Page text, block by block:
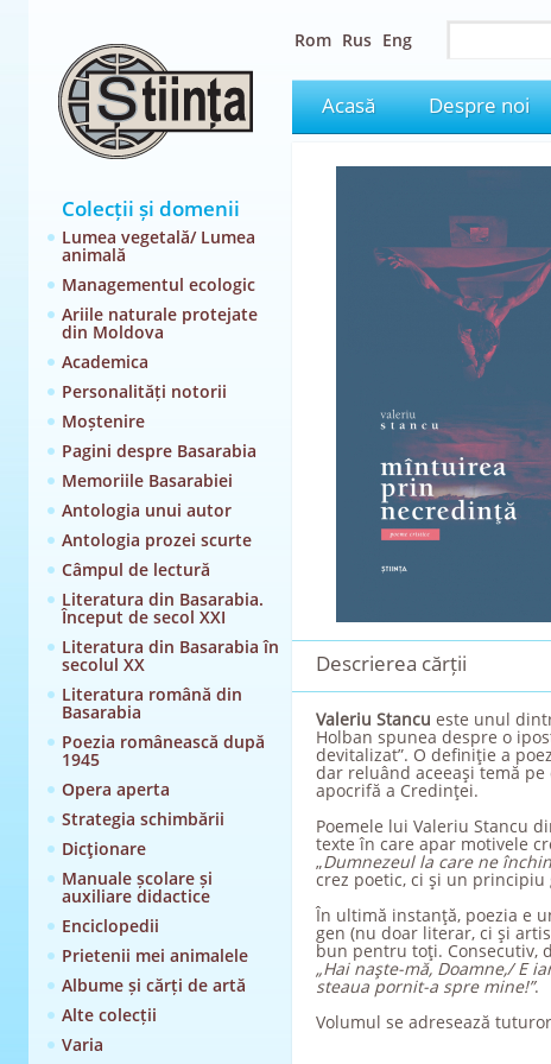
Colecții și domenii
Lumea vegetală/ Lumea
animală
Managementul ecologic
Ariile naturale protejate
din Moldova
Academica
Personalități notorii
Moștenire
Pagini despre Basarabia
Memoriile Basarabiei
Antologia unui autor
Antologia prozei scurte
Câmpul de lectură
Literatura din Basarabia.
Început de secol XXI
Literatura din Basarabia în
secolul XX
Literatura română din
Basarabia
Poezia românească după
1945
Opera aperta
Strategia schimbării
Dicţionare
Manuale școlare și
auxiliare didactice
Enciclopedii
Prietenii mei animalele
Albume și cărți de artă
Alte colecții
Varia
Rom Rus Eng
Acasă Despre noi
Descrierea cărții
Valeriu Stancu este unul
Holban spunea despre o
devitalizat”. O definiţie a
dar reluând aceeaşi temă
apocrifă a Credinţei.
Poemele lui Valeriu Stancu
texte în care apar motivele
„Dumnezeul la care ne
crez poetic, ci şi un
În ultimă instanţă, poezia e
gen (nu doar literar, ci şi
bun pentru toţi. Consecutiv,
„Hai naşte-mă, Doamne,/ E
steaua pornit-a spre mine!”.
Volumul se adresează